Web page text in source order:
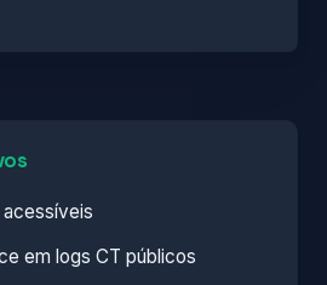
acessíveis
em logs CT públicos